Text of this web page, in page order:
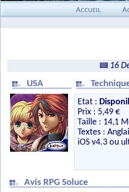
16
USA
Etat :
Prix : 5,49 €
Taille : 14,1
Textes :
iOS v4.3 ou
Avis RPG Soluce